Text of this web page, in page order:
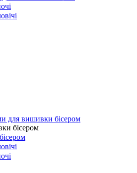
для вишивки бісером
бісером